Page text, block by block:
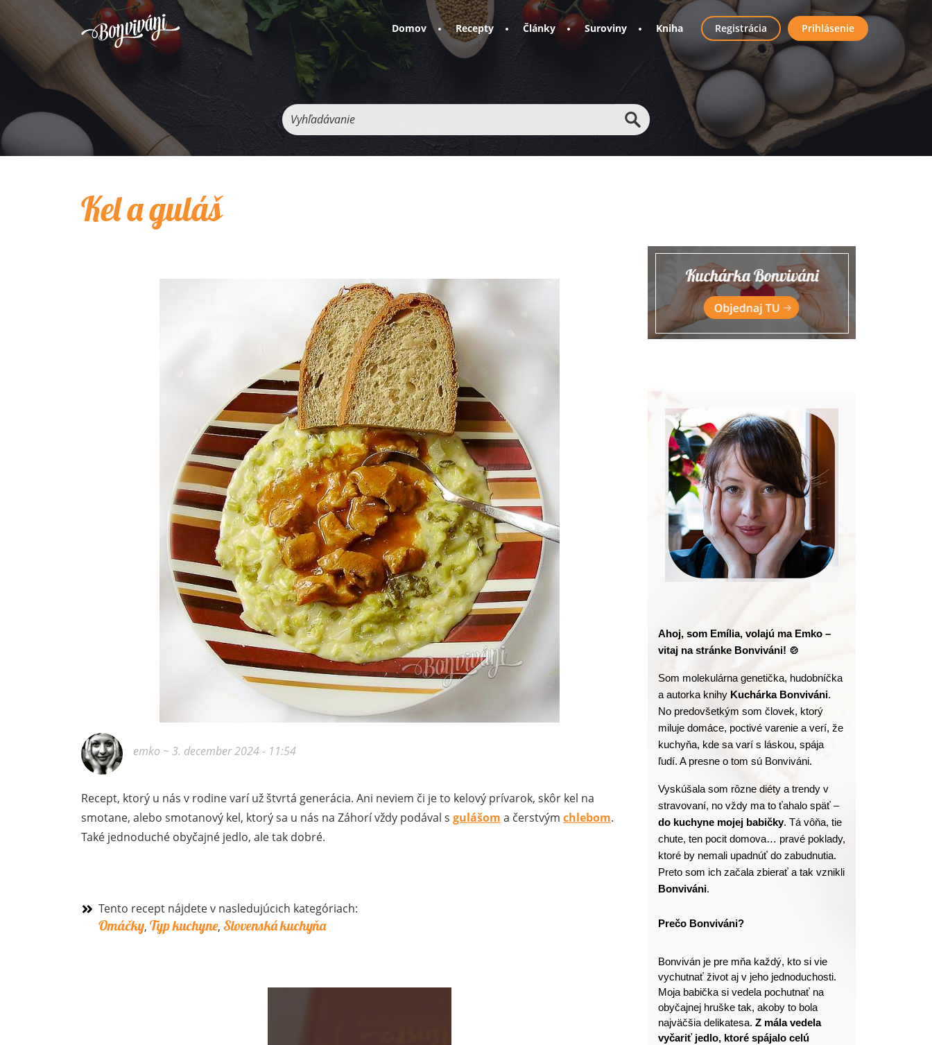
Domov Recepty Články Suroviny Kniha
User
account
menu
Registrácia Prihlásenie
Vyhľadávanie
Kel a guláš
emko ~ 3. december 2024 - 11:54
Recept, ktorý u nás v rodine varí už štvrtá generácia. Ani neviem či je to kelový prívarok, skôr kel na
smotane, alebo smotanový kel, ktorý sa u nás na Záhorí vždy podával s gulášom a čerstvým chlebom.
Také jednoduché obyčajné jedlo, ale tak dobré.
Tento recept nájdete v nasledujúcich kategóriach:
Omáčky, Typ kuchyne, Slovenská kuchyňa
Ahoj, som Emília, volajú ma Emko –
vitaj na stránke Bonviváni! 🍲
Som molekulárna genetička, hudobníčka
a autorka knihy Kuchárka Bonviváni.
No predovšetkým som človek, ktorý
miluje domáce, poctivé varenie a verí, že
kuchyňa, kde sa varí s láskou, spája
ľudí. A presne o tom sú Bonviváni.
Vyskúšala som rôzne diéty a trendy v
stravovaní, no vždy ma to ťahalo späť –
do kuchyne mojej babičky. Tá vôňa, tie
chute, ten pocit domova… pravé poklady,
ktoré by nemali upadnúť do zabudnutia.
Bonviváni.
Prečo Bonviváni?
Bonviván je pre mňa každý, kto si vie
vychutnať život aj v jeho jednoduchosti.
Moja babička si vedela pochutnať na
obyčajnej hruške tak, akoby to bola
najväčšia delikatesa. Z mála vedela
vyčariť jedlo, ktoré spájalo celú